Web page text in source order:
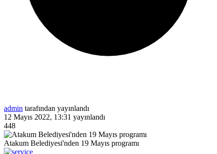
admin tarafından yayınlandı
12 Mayıs 2022, 13:31 yayınlandı
448
Atakum Belediyesi'nden 19 Mayıs programı